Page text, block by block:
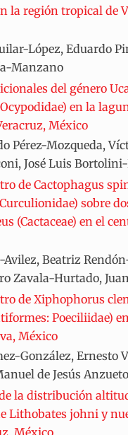
la región tropical de
López, Eduardo
Manzano
del género
en la
México
Pérez-Mozqueda,
José Luis Bortolini-
de Cactophagus
sobre
(Cactaceae) en el
Beatriz
Zavala-Hurtado,
de Xiphophorus
Poeciliidae)
México
González, Ernesto
de Jesús
la distribución
Lithobates johni y
México